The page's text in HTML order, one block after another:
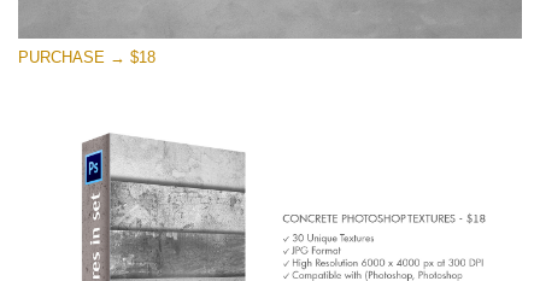
Descarga gratis
PURCHASE → $18